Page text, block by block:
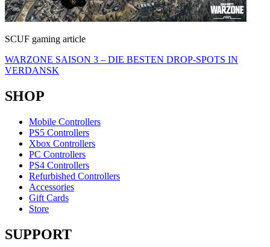
SCUF gaming article
WARZONE SAISON 3 – DIE BESTEN DROP-SPOTS IN
VERDANSK
SHOP
Mobile Controllers
PS5 Controllers
Xbox Controllers
PC Controllers
PS4 Controllers
Refurbished Controllers
Accessories
Gift Cards
Store
SUPPORT